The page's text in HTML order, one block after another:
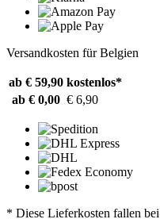
Versandkosten für Belgien
ab € 59,90 kostenlos*
ab € 0,00 € 6,90
* Diese Lieferkosten fallen